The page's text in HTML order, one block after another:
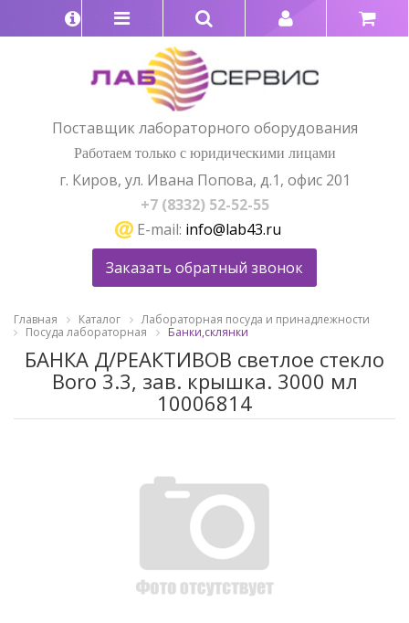
Поставщик лабораторного оборудования
Работаем только с юридическими лицами
г. Киров, ул. Ивана Попова, д.1, офис 201
+7 (8332) 52-52-55
E-mail: info@lab43.ru
Заказать обратный звонок
Главная Каталог
Лабораторная посуда и принадлежности
Посуда лабораторная
Банки,склянки
БАНКА Д/РЕАКТИВОВ светлое стекло
Boro 3.3, зав. крышка. 3000 мл
10006814